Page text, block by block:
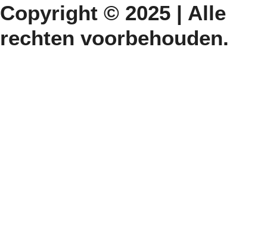
Copyright © 2025 | Alle
rechten voorbehouden.